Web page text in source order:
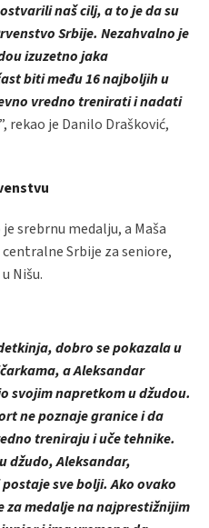
naš cilj, a to je da su
Srbije. Nezahvalno je
izuzetno jaka
biti među 16 najboljih u
vredno trenirati i nadati
”, rekao je Danilo Drašković,
srebrnu medalju, a Maša
Srbije za seniore,
Nišu.
dobro se pokazala u
a Aleksandar
svojim napretkom u džudou.
ne poznaje granice i da
treniraju i uče tehnike.
džudo, Aleksandar,
sve bolji. Ako ovako
za medalje na najprestižnijim